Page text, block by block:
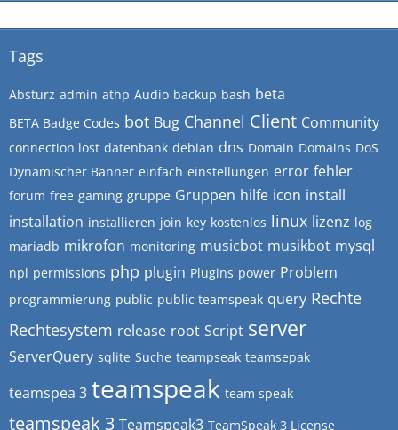
Tags
Absturz admin athp Audio backup bash beta
BETA Badge Codes bot Bug Channel Client Community
connection lost datenbank debian dns Domain Domains DoS
Dynamischer Banner einfach einstellungen error fehler
forum free gaming gruppe Gruppen hilfe icon install
installation installieren join key kostenlos linux lizenz log
mariadb mikrofon monitoring musicbot musikbot mysql
npl permissions php plugin Plugins power Problem
programmierung public public teamspeak query Rechte
Rechtesystem release root Script server
ServerQuery sqlite Suche teampseak teamsepak
teamspea 3 teamspeak team speak
teamspeak 3 Teamspeak3 TeamSpeak 3 License